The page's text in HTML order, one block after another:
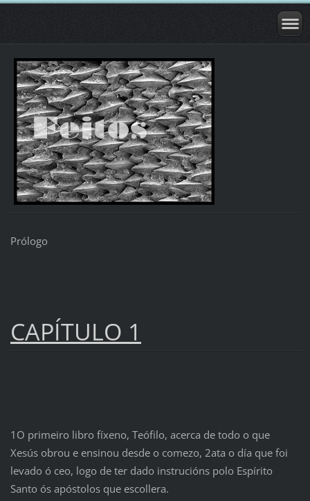
Prólogo
CAPÍTULO 1
1O primeiro libro fíxeno, Teófilo, acerca de todo o que
Xesús obrou e ensinou desde o comezo, 2ata o día que foi
levado ó ceo, logo de ter dado instrucións polo Espírito
Santo ós apóstolos que escollera.